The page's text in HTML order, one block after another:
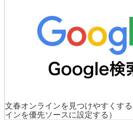
文春オンラインを見つけやすくする
インを優先ソースに設定する）